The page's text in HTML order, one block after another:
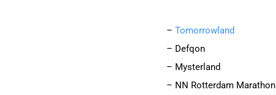
– Tomorrowland
– Defqon
– Mysterland
– NN Rotterdam Marathon